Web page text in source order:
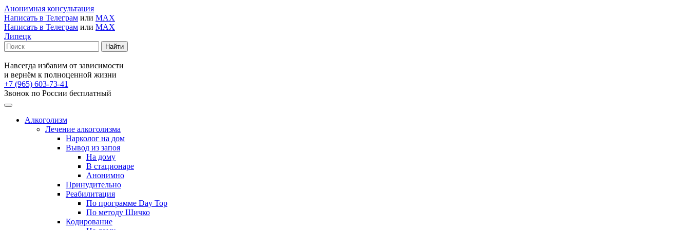
Анонимная консультация
Написать в Телеграм или MAX
Написать в Телеграм или MAX
Липецк
Навсегда избавим от зависимости
и вернём к полноценной жизни
+7 (965) 603-73-41
Звонок по России бесплатный
Алкоголизм
Лечение алкоголизма
Нарколог на дом
Вывод из запоя
На дому
В стационаре
Анонимно
Принудительно
Реабилитация
По программе Day Top
По методу Шичко
Кодирование